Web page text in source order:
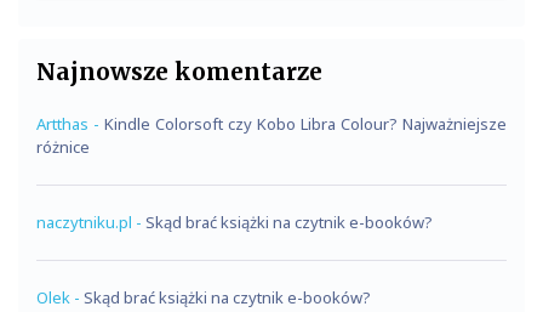
Najnowsze komentarze
Artthas - Kindle Colorsoft czy Kobo Libra Colour? Najważniejsze
różnice
naczytniku.pl - Skąd brać książki na czytnik e-booków?
Olek - Skąd brać książki na czytnik e-booków?